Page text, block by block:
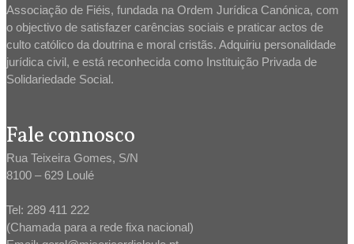
Associação de Fiéis, fundada na Ordem Jurídica Canónica, com
o objectivo de satisfazer carências sociais e praticar actos de
culto católico da doutrina e moral cristãs. Adquiriu personalidade
jurídica civil, e está reconhecida como Instituição Privada de
Solidariedade Social.
Fale connosco
Rua Teixeira Gomes, S/N
8100 – 629 Loulé
Tel: 289 411 222
(Chamada para a rede fixa nacional)